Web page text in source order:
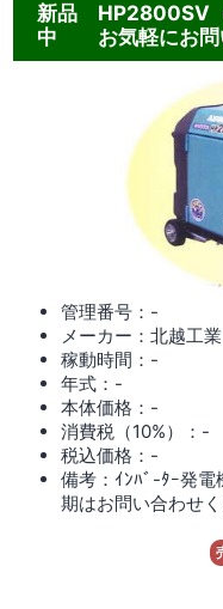
新品 HP2800SV
中 お気軽にお問
管理番号：-
メーカー：北越工
稼動時間：-
年式：-
本体価格：-
消費税（10%）：-
税込価格：-
備考：ｲﾝﾊﾞ-ﾀｰ発
期はお問い合わせく